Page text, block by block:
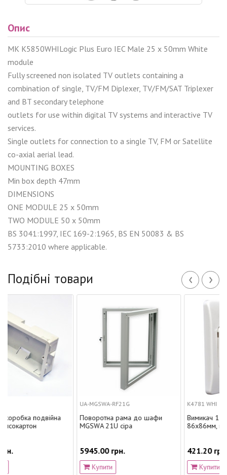
Опис
MK K5850WHILogic Plus Euro IEC Male 25 x 50mm White
module
Fully screened non isolated TV outlets containing a
combination of single, TV/FM Diplexer, TV/FM/SAT Triplexer
and BT secondary telephone
outlets for use within digital TV systems and interactive TV
services.
Single outlets for connection to a single TV, FM or Satellite
co-axial aerial lead.
MOUNTING BOXES
Min box depth 47mm
DIMENSIONS
ONE MODULE 25 x 50mm
TWO MODULE 50 x 50mm
BS 3041:1997, IEC 169-2:1965, BS EN 50083 & BS
5733:2010 where applicable.
Подібні товари ‹ ›
UA-MGSWA-RF21G
Поворотна рама до шафи
MGSWA 21U сіра
5945.00 грн.
Вимикач 1-клавішний,
86x86мм, прохідний, МК
421.20 грн.